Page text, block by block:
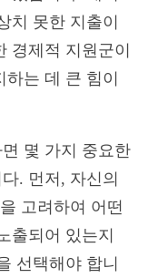
치 못한 지출이
경제적 지원군이
하는 데 큰 힘이
몇 가지 중요한
. 먼저, 자신의
고려하여 어떤
출되어 있는지
선택해야 합니